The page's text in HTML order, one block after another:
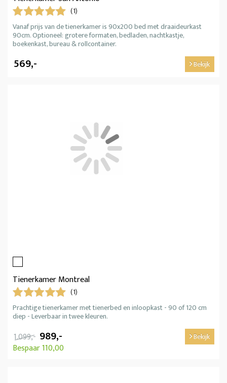
(1)
Vanaf prijs van de tienerkamer is 90x200 bed met draaideurkast
90cm. Optioneel: grotere formaten, bedladen, nachtkastje,
boekenkast, bureau & rollcontainer.
569,- Bekijk
Tienerkamer Montreal
(1)
Prachtige tienerkamer met tienerbed en inloopkast - 90 of 120 cm
diep - Leverbaar in twee kleuren.
1.099,- 989,-
Bespaar 110,00
Bekijk